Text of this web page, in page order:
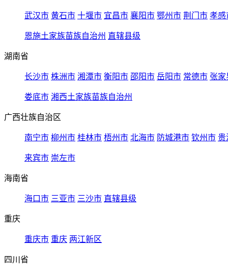
武汉市 黄石市 十堰市 宜昌市 襄阳市 鄂州市 荆门市 孝感
恩施土家族苗族自治州 直辖县级
湖南省
长沙市 株洲市 湘潭市 衡阳市 邵阳市 岳阳市 常德市 张家
娄底市 湘西土家族苗族自治州
广西壮族自治区
南宁市 柳州市 桂林市 梧州市 北海市 防城港市 钦州市 贵
来宾市 崇左市
海南省
海口市 三亚市 三沙市 直辖县级
重庆
重庆市 重庆 两江新区
四川省